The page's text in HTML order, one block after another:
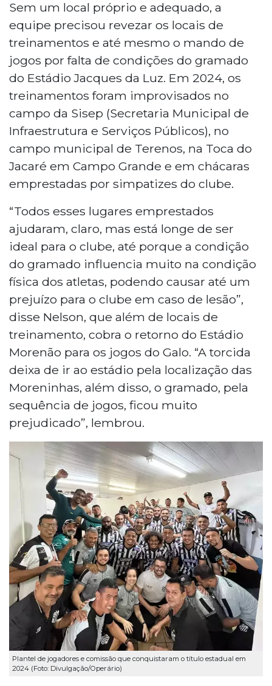
Sem um local próprio e adequado, a
equipe precisou revezar os locais de
treinamentos e até mesmo o mando de
jogos por falta de condições do gramado
do Estádio Jacques da Luz. Em 2024, os
treinamentos foram improvisados no
campo da Sisep (Secretaria Municipal de
Infraestrutura e Serviços Públicos), no
campo municipal de Terenos, na Toca do
Jacaré em Campo Grande e em chácaras
emprestadas por simpatizes do clube.
“Todos esses lugares emprestados
ajudaram, claro, mas está longe de ser
ideal para o clube, até porque a condição
do gramado influencia muito na condição
física dos atletas, podendo causar até um
prejuízo para o clube em caso de lesão”,
disse Nelson, que além de locais de
treinamento, cobra o retorno do Estádio
Morenão para os jogos do Galo. “A torcida
deixa de ir ao estádio pela localização das
Moreninhas, além disso, o gramado, pela
sequência de jogos, ficou muito
prejudicado”, lembrou.
Plantel de jogadores e comissão que conquistaram o título estadual em
2024 (Foto: Divulgação/Operário)